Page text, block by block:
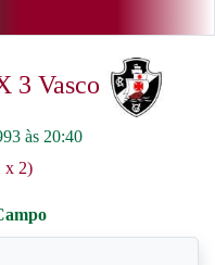
3 Vasco
às 20:40
x 2)